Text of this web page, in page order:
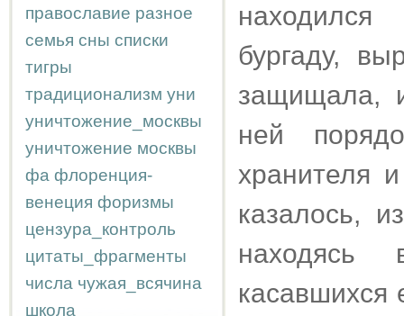
православие разное
семья сны списки
тигры
традиционализм уни
уничтожение_москвы
уничтожение москвы
фа флоренция-
венеция форизмы
цензура_контроль
цитаты_фрагменты
числа чужая_всячина
школа
находился
бургаду,
защищала,
ней
хранителя
казалось,
находясь
касавшихся